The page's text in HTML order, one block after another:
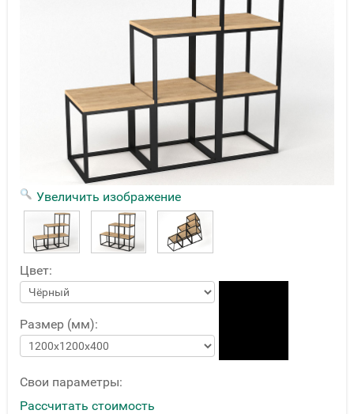
Увеличить изображение
Цвет:
Размер (мм):
Свои параметры:
Рассчитать стоимость